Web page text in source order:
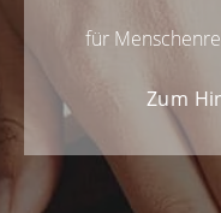
für
Zum